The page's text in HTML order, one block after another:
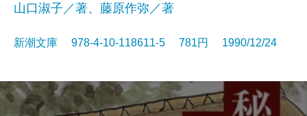
山口淑子／著、藤原作弥／著
新潮文庫 978-4-10-118611-5 781円 1990/12/24